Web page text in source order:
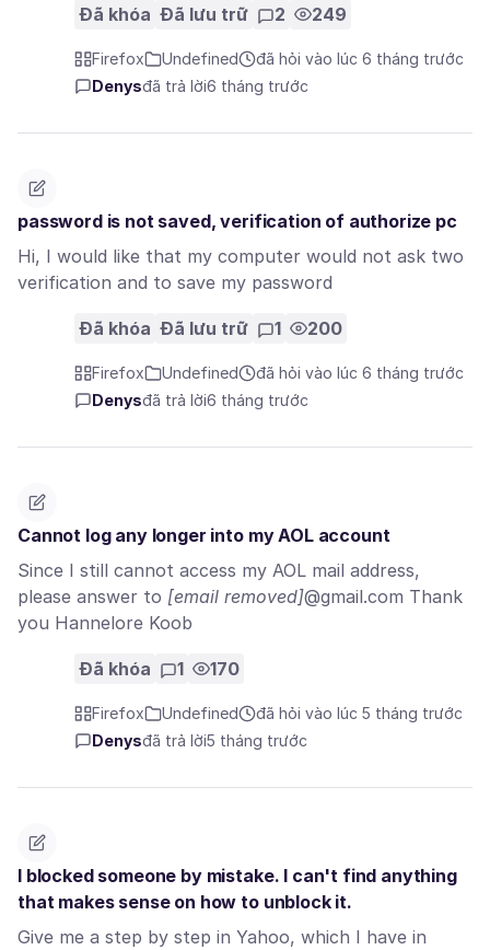
Đã khóa Đã lưu trữ 2 249
Firefox Undefined
đã hỏi vào lúc 6 tháng trước
Denysđã trả lời6 tháng trước
password is not saved, verification of authorize pc
Hi, I would like that my computer would not ask two
verification and to save my password
Đã khóa Đã lưu trữ 1 200
Firefox Undefined
đã hỏi vào lúc 6 tháng trước
Denysđã trả lời6 tháng trước
Cannot log any longer into my AOL account
Since I still cannot access my AOL mail address,
please answer to [email removed]@gmail.com Thank
you Hannelore Koob
Đã khóa 1 170
Firefox Undefined
đã hỏi vào lúc 5 tháng trước
Denysđã trả lời5 tháng trước
I blocked someone by mistake. I can't find anything
that makes sense on how to unblock it.
Give me a step by step in Yahoo, which I have in